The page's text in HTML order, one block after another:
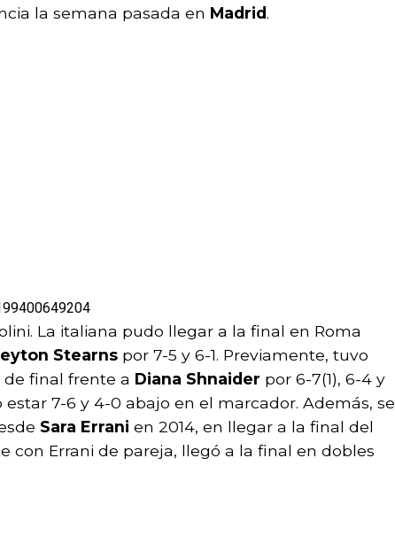
la semana pasada en Madrid.
La italiana pudo llegar a la final en Roma
Stearns por 7-5 y 6-1. Previamente, tuvo
final frente a Diana Shnaider por 6-7(1), 6-4 y
7-6 y 4-0 abajo en el marcador. Además, se
Sara Errani en 2014, en llegar a la final del
con Errani de pareja, llegó a la final en dobles